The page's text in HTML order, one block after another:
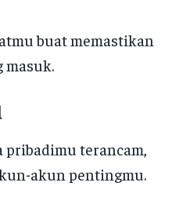
buat memastikan
masuk.
pribadimu terancam,
akun pentingmu.